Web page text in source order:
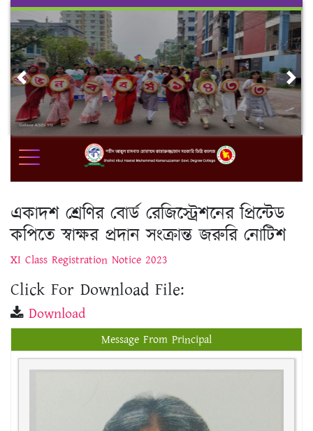
Skip
content
Previous
একাদশ শ্রেণির বোর্ড রেজিস্ট্রেশনের প্রিন্টেড
কপিতে স্বাক্ষর প্রদান সংক্রান্ত জরুরি নোটিশ
XI Class Registration Notice 2023
Click For Download File:
Download
Message From Principal